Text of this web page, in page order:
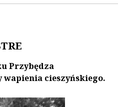
Przybędza
wapienia cieszyńskiego.